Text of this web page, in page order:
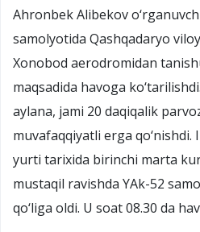
Ahronbek Alibekov
samolyotida Qashqadaryo
Xonobod aerodromidan
maqsadida havoga
aylana, jami 20 daqiqalik
muvafaqqiyatli erga
yurti tarixida birinchi marta
mustaqil ravishda YAk-52
qo‘liga oldi. U soat 08.30 da